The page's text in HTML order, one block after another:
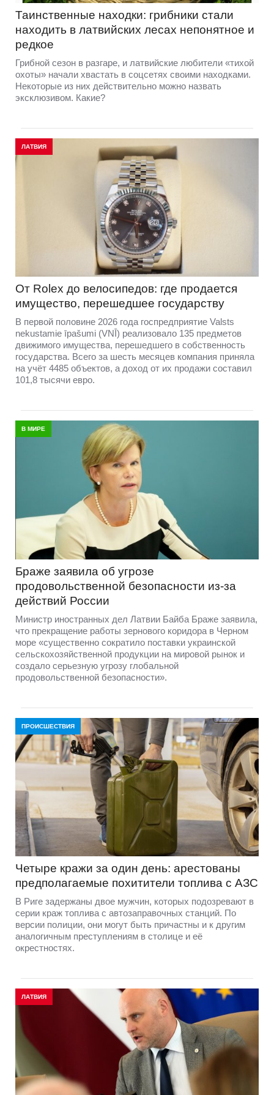
Таинственные находки: грибники стали
находить в латвийских лесах непонятное и
редкое
Грибной сезон в разгаре, и латвийские любители «тихой
охоты» начали хвастать в соцсетях своими находками.
Некоторые из них действительно можно назвать
эксклюзивом. Какие?
ЛАТВИЯ
От Rolex до велосипедов: где продается
имущество, перешедшее государству
В первой половине 2026 года госпредприятие Valsts
nekustamie īpašumi (VNĪ) реализовало 135 предметов
движимого имущества, перешедшего в собственность
государства. Всего за шесть месяцев компания приняла
на учёт 4485 объектов, а доход от их продажи составил
101,8 тысячи евро.
В МИРЕ
Браже заявила об угрозе
продовольственной безопасности из-за
действий России
Министр иностранных дел Латвии Байба Браже заявила,
что прекращение работы зернового коридора в Черном
море «существенно сократило поставки украинской
сельскохозяйственной продукции на мировой рынок и
создало серьезную угрозу глобальной
продовольственной безопасности».
ПРОИСШЕСТВИЯ
Четыре кражи за один день: арестованы
предполагаемые похитители топлива с АЗС
В Риге задержаны двое мужчин, которых подозревают в
серии краж топлива с автозаправочных станций. По
версии полиции, они могут быть причастны и к другим
аналогичным преступлениям в столице и её
окрестностях.
ЛАТВИЯ